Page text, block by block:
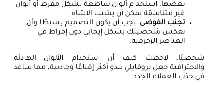
بعضها. استخدام ألوان ساطعة بشكل مفرط أو ألوان
غير متناسقة يمكن أن يشتت الانتباه.
تجنب الفوضى: يجب أن يكون التصميم بسيطًا وأن
يعكس شخصيتك بشكل إيجابي دون إفراط في
العناصر الزخرفية.
شخصيًا، لاحظت كيف أن استخدام الألوان الهادئة
والاحترافية جعل بروفايلي يبدو أكثر إقناعًا وجاذبية، مما ساعد
في جذب العملاء الجدد.